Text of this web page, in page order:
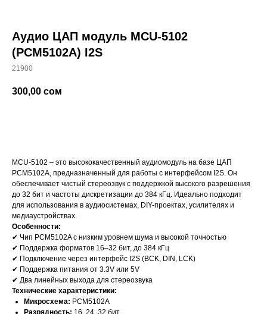
Аудио ЦАП модуль MCU-5102
(PCM5102A) I2S
21900
300,00 сом
MCU-5102 – это высококачественный аудиомодуль на базе ЦАП
PCM5102A, предназначенный для работы с интерфейсом I2S. Он
обеспечивает чистый стереозвук с поддержкой высокого разрешения
до 32 бит и частоты дискретизации до 384 кГц. Идеально подходит
для использования в аудиосистемах, DIY-проектах, усилителях и
медиаустройствах.
Особенности:
✔ Чип PCM5102A с низким уровнем шума и высокой точностью
✔ Поддержка форматов 16–32 бит, до 384 кГц
✔ Подключение через интерфейс I2S (BCK, DIN, LCK)
✔ Поддержка питания от 3.3V или 5V
✔ Два линейных выхода для стереозвука
Технические характеристики:
Микросхема: PCM5102A